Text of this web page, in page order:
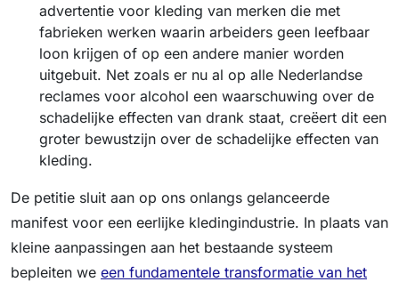
advertentie voor kleding van merken die met
fabrieken werken waarin arbeiders geen leefbaar
loon krijgen of op een andere manier worden
uitgebuit. Net zoals er nu al op alle Nederlandse
reclames voor alcohol een waarschuwing over de
schadelijke effecten van drank staat, creëert dit een
groter bewustzijn over de schadelijke effecten van
kleding.
De petitie sluit aan op ons onlangs gelanceerde
manifest voor een eerlijke kledingindustrie. In plaats van
kleine aanpassingen aan het bestaande systeem
bepleiten we een fundamentele transformatie van het